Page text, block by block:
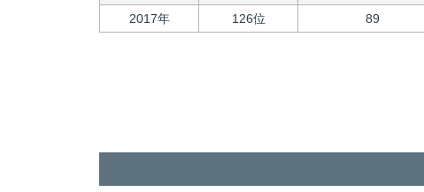
2017年
126位 89